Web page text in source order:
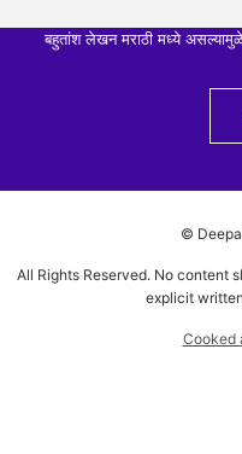
बहुतांश लेखन मराठी मध्ये
©
All Rights Reserved. No content
explicit
Cooked